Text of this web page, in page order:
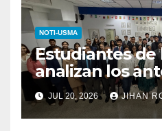
NOTI-USMA
Estudiantes de
analizan los
del Derecho
diputada
JUL 20, 2026 JIHAN